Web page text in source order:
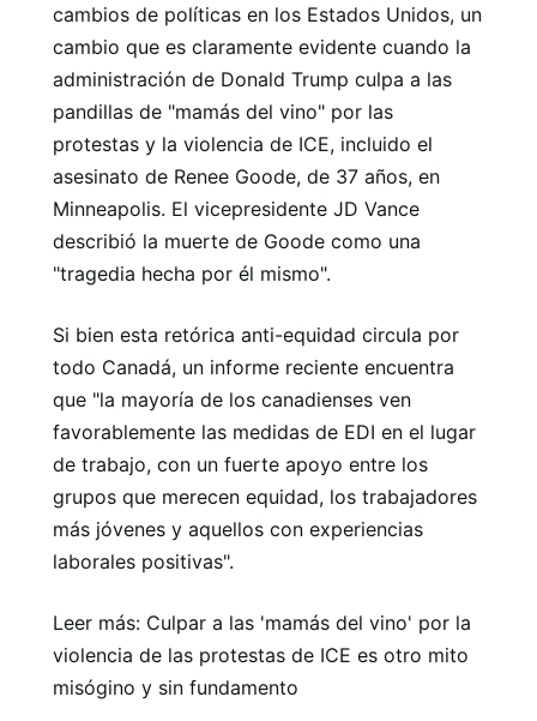
cambios de políticas en los Estados Unidos, un
cambio que es claramente evidente cuando la
administración de Donald Trump culpa a las
pandillas de "mamás del vino" por las
protestas y la violencia de ICE, incluido el
asesinato de Renee Goode, de 37 años, en
Minneapolis. El vicepresidente JD Vance
describió la muerte de Goode como una
"tragedia hecha por él mismo".
Si bien esta retórica anti-equidad circula por
todo Canadá, un informe reciente encuentra
que "la mayoría de los canadienses ven
favorablemente las medidas de EDI en el lugar
de trabajo, con un fuerte apoyo entre los
grupos que merecen equidad, los trabajadores
más jóvenes y aquellos con experiencias
laborales positivas".
Leer más: Culpar a las 'mamás del vino' por la
violencia de las protestas de ICE es otro mito
misógino y sin fundamento